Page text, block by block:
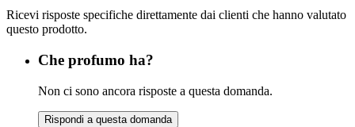
Ricevi risposte specifiche direttamente dai clienti che hanno valutato
questo prodotto.
Che profumo ha?
Non ci sono ancora risposte a questa domanda.
Rispondi a questa domanda